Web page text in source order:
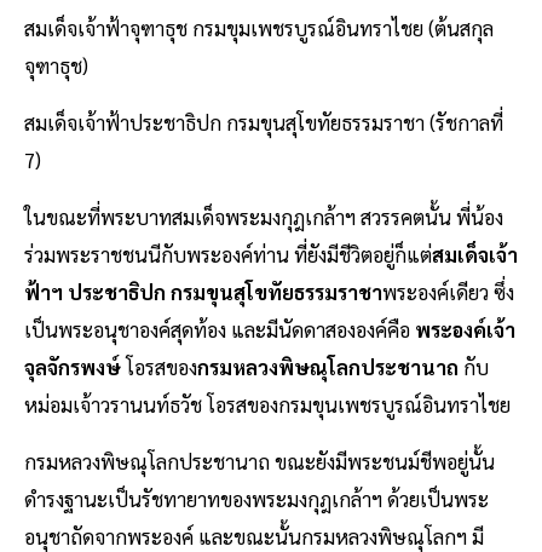
สมเด็จเจ้าฟ้าจุฑาธุช กรมขุมเพชรบูรณ์อินทราไชย (ต้นสกุล
จุฑาธุช)
สมเด็จเจ้าฟ้าประชาธิปก กรมขุนสุโขทัยธรรมราชา (รัชกาลที่
7)
ในขณะที่พระบาทสมเด็จพระมงกุฎเกล้าฯ สวรรคตนั้น พี่น้อง
ร่วมพระราชชนนีกับพระองค์ท่าน ที่ยังมีชีวิตอยู่ก็แต่สมเด็จเจ้า
ฟ้าฯ ประชาธิปก กรมขุนสุโขทัยธรรมราชาพระองค์เดียว ซึ่ง
เป็นพระอนุชาองค์สุดท้อง และมีนัดดาสององค์คือ พระองค์เจ้า
จุลจักรพงษ์โอรสของกรมหลวงพิษณุโลกประชานาถ กับ
หม่อมเจ้าวรานนท์ธวัช โอรสของกรมขุนเพชรบูรณ์อินทราไชย
กรมหลวงพิษณุโลกประชานาถ ขณะยังมีพระชนม์ชีพอยู่นั้น
ดำรงฐานะเป็นรัชทายาทของพระมงกุฎเกล้าฯ ด้วยเป็นพระ
อนุชาถัดจากพระองค์ และขณะนั้นกรมหลวงพิษณุโลกฯ มี